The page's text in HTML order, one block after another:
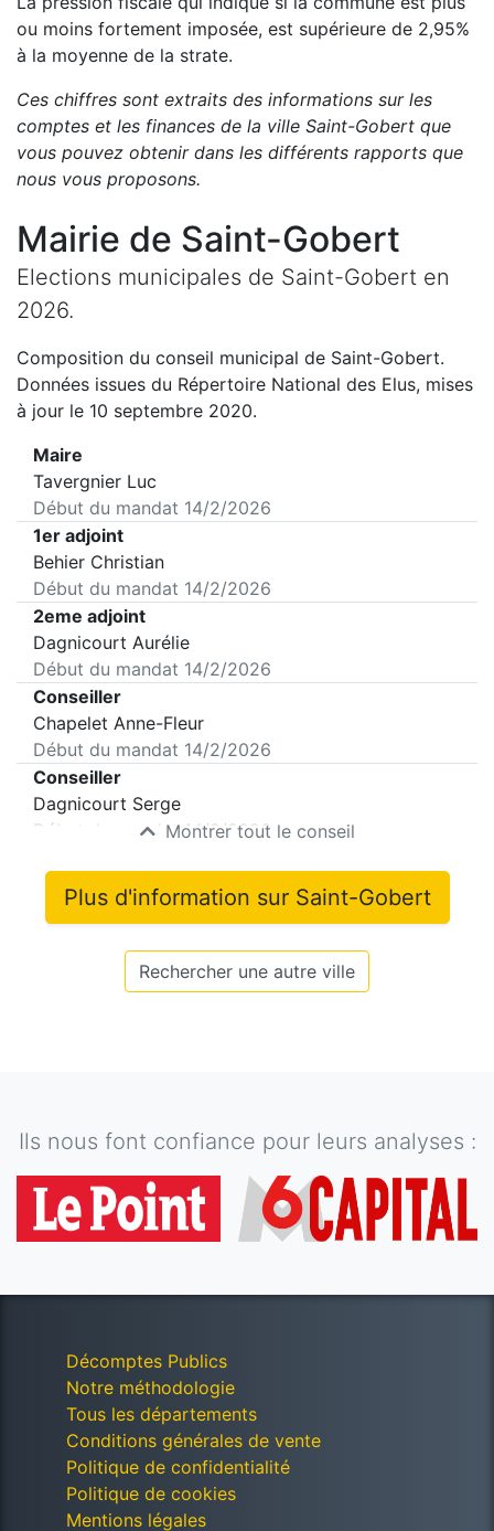
ou moins fortement imposée, est supérieure de 2,95%
à la moyenne de la strate.
Ces chiffres sont extraits des informations sur les
comptes et les finances de la ville Saint-Gobert que
vous pouvez obtenir dans les différents rapports que
nous vous proposons.
Mairie de Saint-Gobert
Elections municipales de Saint-Gobert en
2026.
Composition du conseil municipal de Saint-Gobert.
Données issues du Répertoire National des Elus, mises
à jour le 10 septembre 2020.
Maire
Tavergnier Luc
Début du mandat 14/2/2026
1er adjoint
Behier Christian
Début du mandat 14/2/2026
2eme adjoint
Dagnicourt Aurélie
Début du mandat 14/2/2026
Conseiller
Chapelet Anne-Fleur
Début du mandat 14/2/2026
Conseiller
Dagnicourt Serge
Début du mandat14/2/2026
Montrer tout le conseil
Plus d'information sur Saint-Gobert
Rechercher une autre ville
Ils nous font confiance pour leurs analyses :
Décomptes Publics
Notre méthodologie
Tous les départements
Conditions générales de vente
Politique de confidentialité
Politique de cookies
Mentions légales